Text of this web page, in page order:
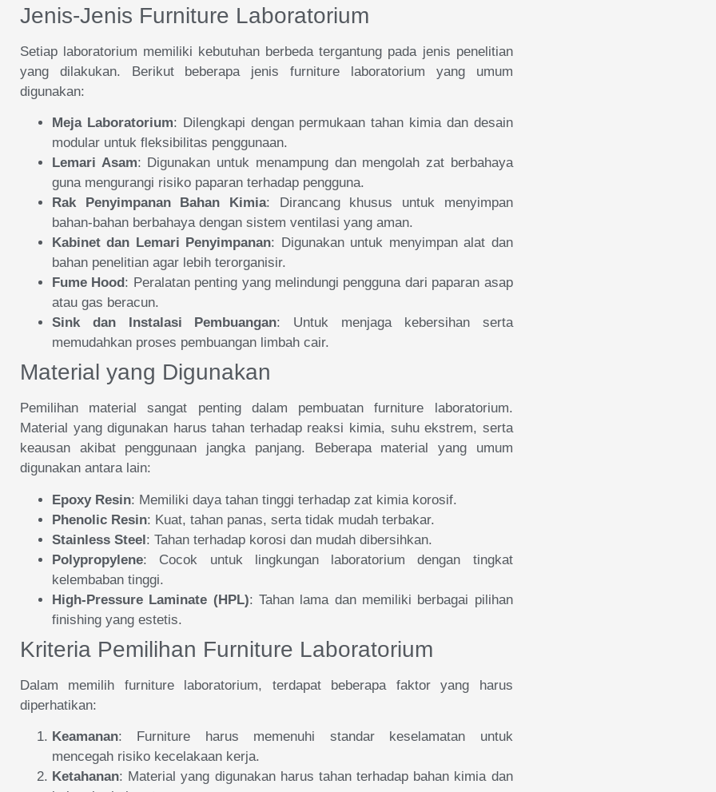
Jenis-Jenis Furniture Laboratorium
Setiap laboratorium memiliki kebutuhan berbeda tergantung pada jenis penelitian
yang dilakukan. Berikut beberapa jenis furniture laboratorium yang umum
digunakan:
Meja Laboratorium: Dilengkapi dengan permukaan tahan kimia dan desain
modular untuk fleksibilitas penggunaan.
Lemari Asam: Digunakan untuk menampung dan mengolah zat berbahaya
guna mengurangi risiko paparan terhadap pengguna.
Rak Penyimpanan Bahan Kimia: Dirancang khusus untuk menyimpan
bahan-bahan berbahaya dengan sistem ventilasi yang aman.
Kabinet dan Lemari Penyimpanan: Digunakan untuk menyimpan alat dan
bahan penelitian agar lebih terorganisir.
Fume Hood : Peralatan penting yang melindungi pengguna dari paparan asap
atau gas beracun.
Sink dan Instalasi Pembuangan: Untuk menjaga kebersihan serta
memudahkan proses pembuangan limbah cair.
Material yang Digunakan
Pemilihan material sangat penting dalam pembuatan furniture laboratorium.
Material yang digunakan harus tahan terhadap reaksi kimia, suhu ekstrem, serta
keausan akibat penggunaan jangka panjang. Beberapa material yang umum
digunakan antara lain:
Epoxy Resin: Memiliki daya tahan tinggi terhadap zat kimia korosif.
Phenolic Resin: Kuat, tahan panas, serta tidak mudah terbakar.
Stainless Steel: Tahan terhadap korosi dan mudah dibersihkan.
Polypropylene: Cocok untuk lingkungan laboratorium dengan tingkat
kelembaban tinggi.
High-Pressure Laminate (HPL): Tahan lama dan memiliki berbagai pilihan
finishing yang estetis.
Kriteria Pemilihan Furniture Laboratorium
Dalam memilih furniture laboratorium, terdapat beberapa faktor yang harus
diperhatikan:
Keamanan: Furniture harus memenuhi standar keselamatan untuk
mencegah risiko kecelakaan kerja.
Ketahanan: Material yang digunakan harus tahan terhadap bahan kimia dan